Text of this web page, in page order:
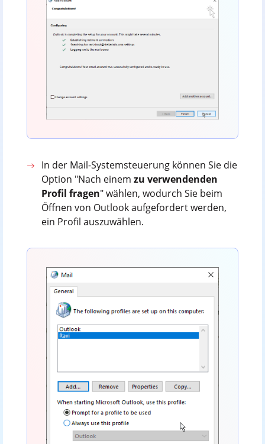
In der Mail-Systemsteuerung können Sie die
Option "Nach einemzu verwendenden
Profil fragen" wählen, wodurch Sie beim
Öffnen von Outlook aufgefordert werden,
ein Profil auszuwählen.